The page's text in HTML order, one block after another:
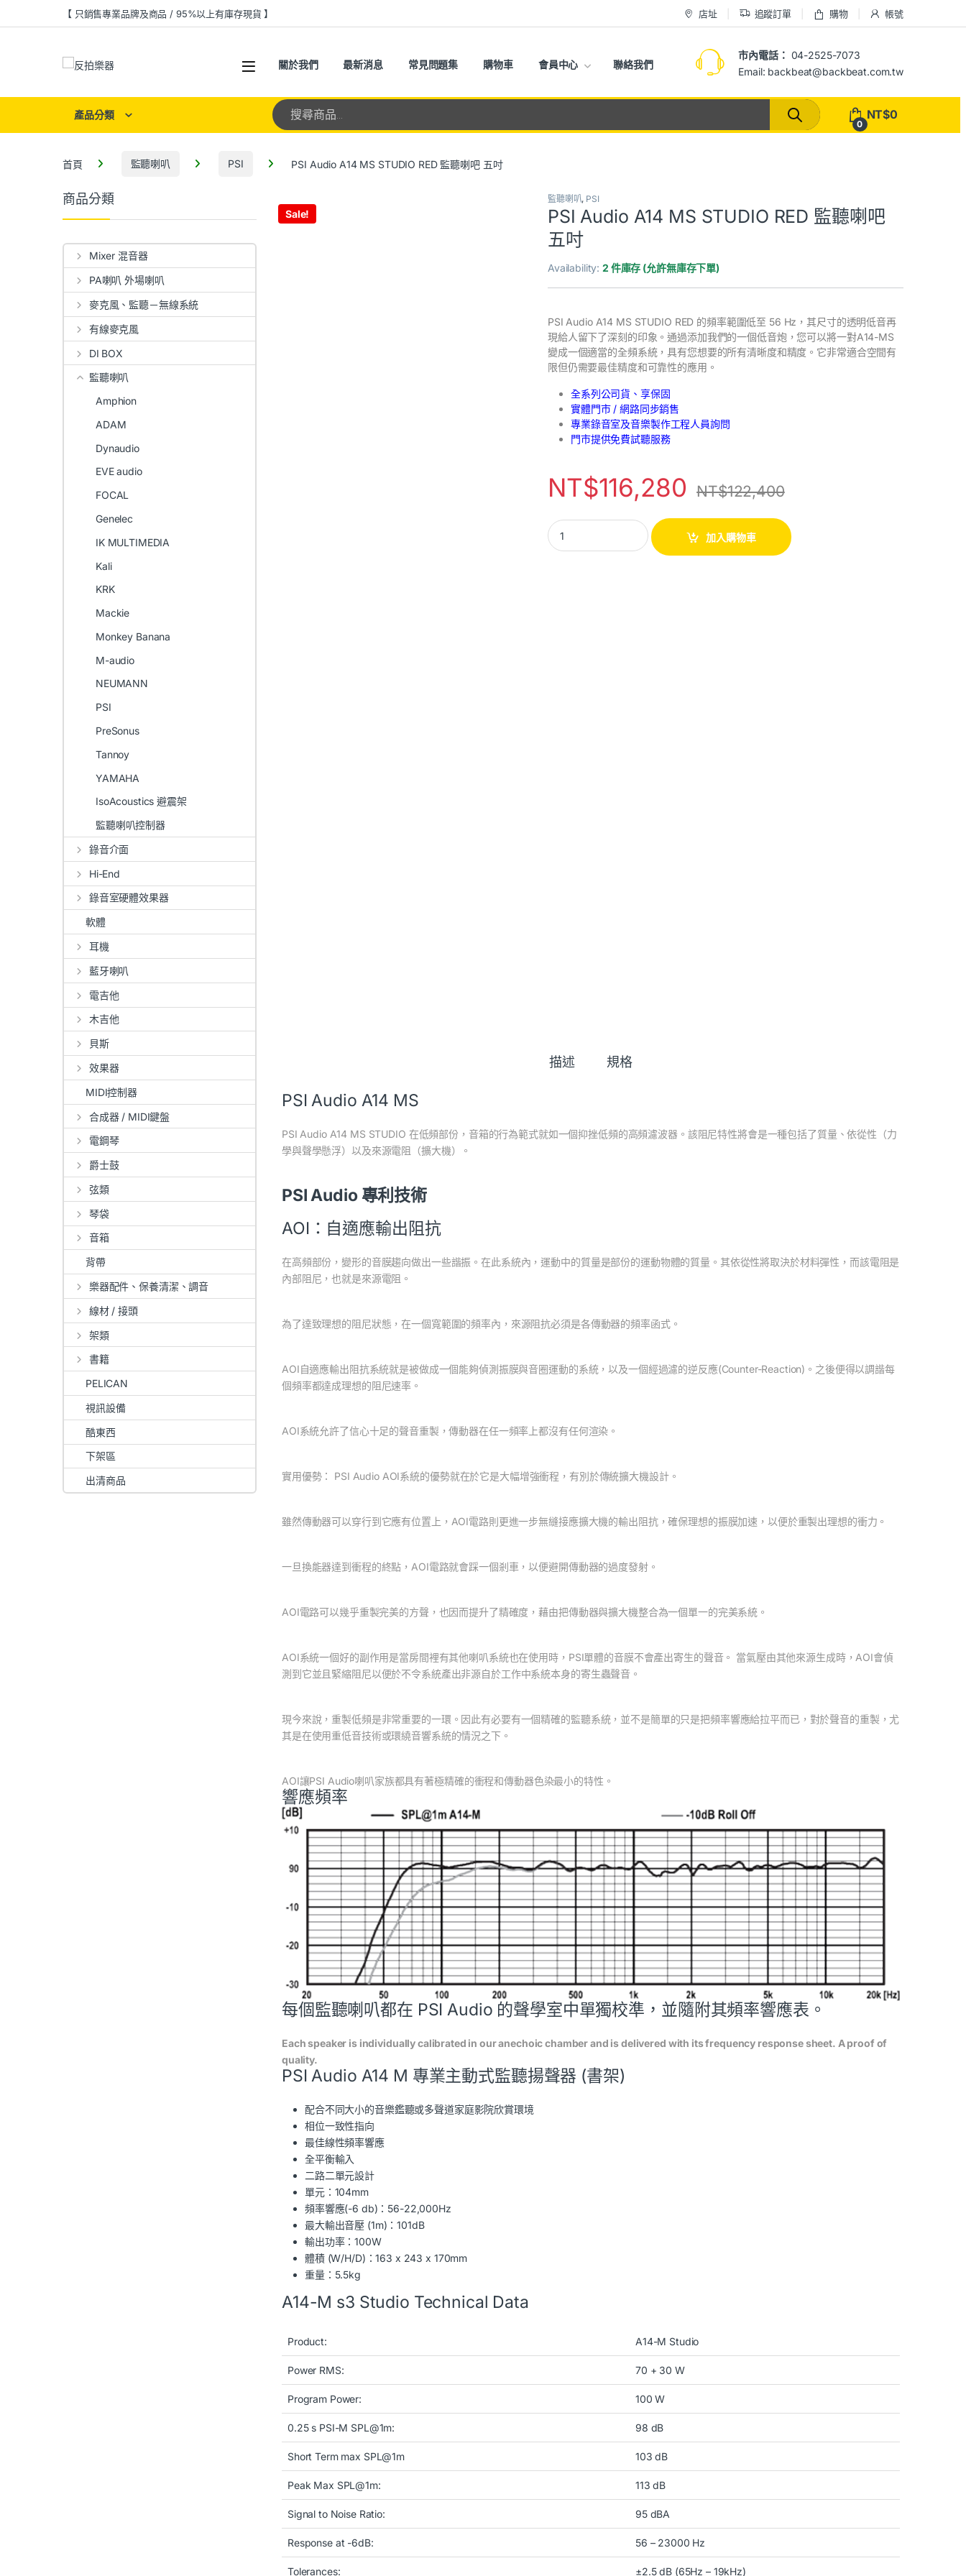
【 只銷售專業品牌及商品 / 95%以上有庫存現貨 】 店址 追蹤訂單 購物 帳號
關於我們 最新消息 常見問題集 購物車 會員中心 聯絡我們
市內電話： 04-2525-7073
Email: backbeat@backbeat.com.tw
產品分類
0
NT$0
首頁 監聽喇叭 PSI PSI Audio A14 MS STUDIO RED 監聽喇吧 五吋
Sale!
監聽喇叭, PSI
PSI Audio A14 MS STUDIO RED 監聽喇吧
五吋
Availability:2 件庫存 (允許無庫存下單)
PSI Audio A14 MS STUDIO RED 的頻率範圍低至 56 Hz，其尺寸的透明低音再
現給人留下了深刻的印象。通過添加我們的一個低音炮，您可以將一對A14-MS
變成一個適當的全頻系統，具有您想要的所有清晰度和精度。它非常適合空間有
限但仍需要最佳精度和可靠性的應用。
全系列公司貨、享保固
實體門市 / 網路同步銷售
專業錄音室及音樂製作工程人員詢問
門市提供免費試聽服務
NT$116,280 NT$122,400
加入購物車
描述 規格
PSI Audio A14 MS
PSI Audio A14 MS STUDIO 在低頻部份，音箱的行為範式就如一個抑挫低頻的高頻濾波器。該阻尼特性將會是一種包括了質量、依從性（力
學與聲學懸浮）以及來源電阻（擴大機）。
PSI Audio 專利技術
AOI：自適應輸出阻抗
在高頻部份，變形的音膜趨向做出一些諧振。在此系統內，運動中的質量是部份的運動物體的質量。其依從性將取決於材料彈性，而該電阻是
內部阻尼，也就是來源電阻。
為了達致理想的阻尼狀態，在一個寬範圍的頻率內，來源阻抗必須是各傳動器的頻率函式。
AOI自適應輸出阻抗系統就是被做成一個能夠偵測振膜與音圈運動的系統，以及一個經過濾的逆反應(Counter-Reaction)。之後便得以調諧每
個頻率都達成理想的阻尼速率。
AOI系統允許了信心十足的聲音重製，傳動器在任一頻率上都沒有任何渲染。
實用優勢： PSI Audio AOI系統的優勢就在於它是大幅增強衝程，有別於傳統擴大機設計。
雖然傳動器可以穿行到它應有位置上，AOI電路則更進一步無縫接應擴大機的輸出阻抗，確保理想的振膜加速，以便於重製出理想的衝力。
一旦換能器達到衝程的終點，AOI電路就會踩一個剎車，以便避開傳動器的過度發射。
AOI電路可以幾乎重製完美的方聲，也因而提升了精確度，藉由把傳動器與擴大機整合為一個單一的完美系統。
AOI系統一個好的副作用是當房間裡有其他喇叭系統也在使用時，PSI單體的音膜不會產出寄生的聲音。 當氣壓由其他來源生成時，AOI會偵
測到它並且緊縮阻尼以便於不令系統產出非源自於工作中系統本身的寄生蟲聲音。
現今來說，重製低頻是非常重要的一環。因此有必要有一個精確的監聽系統，並不是簡單的只是把頻率響應給拉平而已，對於聲音的重製，尤
其是在使用重低音技術或環繞音響系統的情況之下。
AOI讓PSI Audio喇叭家族都具有著極精確的衝程和傳動器色染最小的特性。
響應頻率
每個監聽喇叭都在 PSI Audio 的聲學室中單獨校準，並隨附其頻率響應表。
Each speaker is individually calibrated in our anechoic chamber and is delivered with its frequency response sheet. A proof of
quality.
PSI Audio A14 M 專業主動式監聽揚聲器 (書架)
配合不同大小的音樂鑑聽或多聲道家庭影院欣賞環境
相位一致性指向
最佳線性頻率響應
全平衡輸入
二路二單元設計
單元：104mm
頻率響應(-6 db)：56-22,000Hz
最大輸出音壓 (1m)：101dB
輸出功率：100W
體積 (W/H/D)：163 x 243 x 170mm
重量：5.5kg
A14-M s3 Studio Technical Data
Product: A14-M Studio
Power RMS: 70 + 30 W
Program Power: 100 W
0.25 s PSI-M SPL@1m: 98 dB
Short Term max SPL@1m 103 dB
Peak Max SPL@1m: 113 dB
Signal to Noise Ratio: 95 dBA
Response at -6dB: 56 – 23000 Hz
Tolerances: ±2.5 dB (65Hz – 19kHz)
商品分類
Mixer 混音器
PA喇叭 外場喇叭
麥克風、監聽－無線系統
有線麥克風
DI BOX
監聽喇叭
Amphion
ADAM
Dynaudio
EVE audio
FOCAL
Genelec
IK MULTIMEDIA
Kali
KRK
Mackie
Monkey Banana
M-audio
NEUMANN
PSI
PreSonus
Tannoy
YAMAHA
IsoAcoustics 避震架
監聽喇叭控制器
錄音介面
Hi-End
錄音室硬體效果器
軟體
耳機
藍牙喇叭
電吉他
木吉他
貝斯
效果器
MIDI控制器
合成器 / MIDI鍵盤
電鋼琴
爵士鼓
弦類
琴袋
音箱
背帶
樂器配件、保養清潔、調音
線材 / 接頭
架類
書籍
PELICAN
視訊設備
酷東西
下架區
出清商品